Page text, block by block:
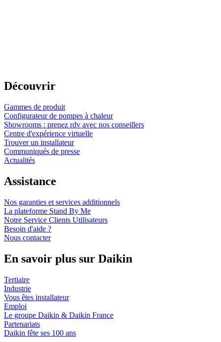
Découvrir
Gammes de produit
Configurateur de pompes à chaleur
Showrooms : prenez rdv avec nos conseillers
Centre d'expérience virtuelle
Trouver un installateur
Communiqués de presse
Actualités
Assistance
Nos garanties et services additionnels
La plateforme Stand By Me
Notre Service Clients Utilisateurs
Besoin d'aide ?
Nous contacter
En savoir plus sur Daikin
Tertiaire
Industrie
Vous êtes installateur
Emploi
Le groupe Daikin & Daikin France
Partenariats
Daikin fête ses 100 ans